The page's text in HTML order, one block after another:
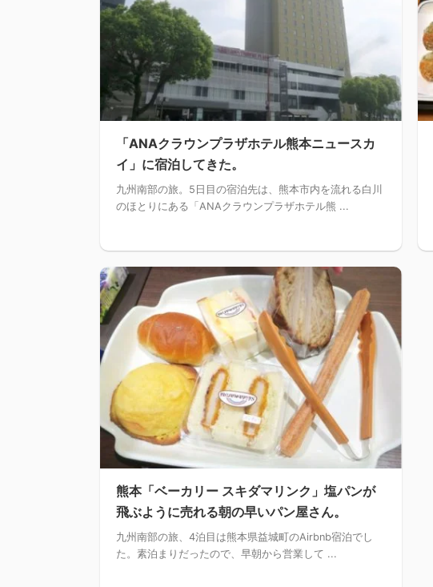
「ANAクラウンプラザホテル熊本ニュースカ
イ」に宿泊してきた。
九州南部の旅。5日目の宿泊先は、熊本市内を流れる白川
のほとりにある「ANAクラウンプラザホテル熊 ...
熊本「ベーカリー スキダマリンク」塩パンが
飛ぶように売れる朝の早いパン屋さん。
九州南部の旅、4泊目は熊本県益城町のAirbnb宿泊でし
た。素泊まりだったので、早朝から営業して ...